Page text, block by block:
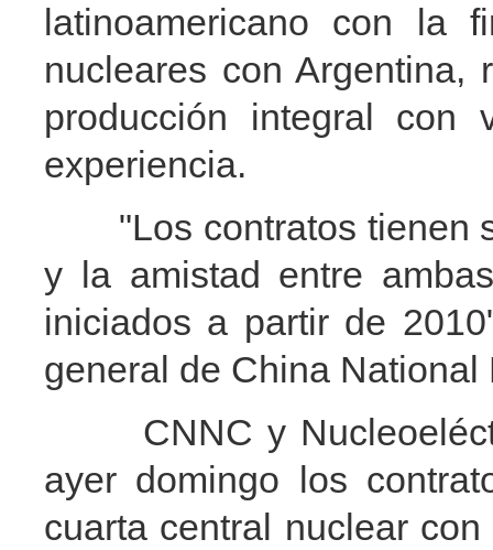
latinoamericano con la
nucleares con Argentina,
producción integral con
experiencia.
"Los contratos tienen
y la amistad entre
iniciados a partir de
general de China
CNNC y
ayer domingo los
cuarta central nuclear